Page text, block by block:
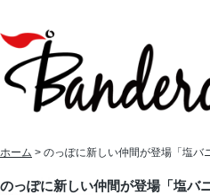
ホーム > のっぽに新しい仲間が登場「塩バ
のっぽに新しい仲間が登場「塩バ